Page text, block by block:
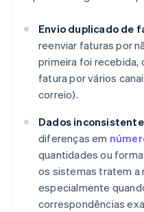
Envio duplicado de
reenviar faturas por
primeira foi recebida,
fatura por vários
correio).
Dados
diferenças em
quantidades ou
os sistemas tratem a
especialmente
correspondências